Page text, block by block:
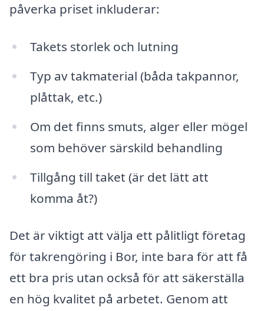
påverka priset inkluderar:
Takets storlek och lutning
Typ av takmaterial (båda takpannor,
plåttak, etc.)
Om det finns smuts, alger eller mögel
som behöver särskild behandling
Tillgång till taket (är det lätt att
komma åt?)
Det är viktigt att välja ett pålitligt företag
för takrengöring i Bor, inte bara för att få
ett bra pris utan också för att säkerställa
en hög kvalitet på arbetet. Genom att